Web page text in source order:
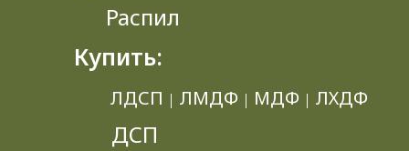
Распил
Купить:
ЛДСП | ЛМДФ | МДФ | ЛХДФ
ДСП